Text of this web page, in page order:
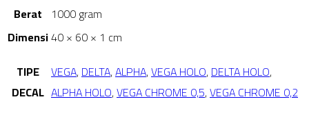
Berat 1000 gram
Dimensi40 × 60 × 1 cm
TIPE
DECAL
VEGA,DELTA,ALPHA,VEGA HOLO,DELTA HOLO,
ALPHA HOLO,VEGA CHROME 0,5,VEGA CHROME 0,2